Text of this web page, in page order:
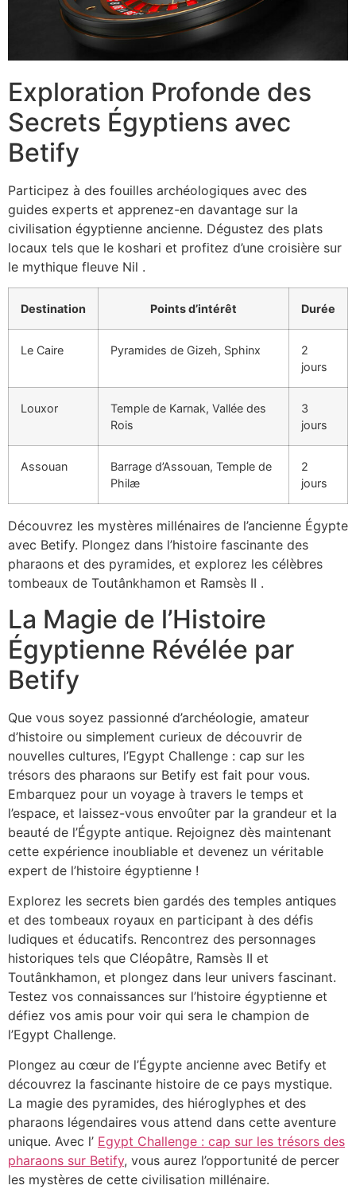
Exploration Profonde des
Secrets Égyptiens avec
Betify
Participez à des fouilles archéologiques avec des
guides experts et apprenez-en davantage sur la
civilisation égyptienne ancienne. Dégustez des plats
locaux tels que le koshari et profitez d’une croisière sur
le mythique fleuve Nil .
Destination Points d’intérêt Durée
Le Caire Pyramides de Gizeh, Sphinx
2
jours
Louxor
Temple de Karnak, Vallée des
Rois
3
jours
Assouan
Barrage d’Assouan, Temple de
Philæ
2
jours
Découvrez les mystères millénaires de l’ancienne Égypte
avec Betify. Plongez dans l’histoire fascinante des
pharaons et des pyramides, et explorez les célèbres
tombeaux de Toutânkhamon et Ramsès II .
La Magie de l’Histoire
Égyptienne Révélée par
Betify
Que vous soyez passionné d’archéologie, amateur
d’histoire ou simplement curieux de découvrir de
nouvelles cultures, l’Egypt Challenge : cap sur les
trésors des pharaons sur Betify est fait pour vous.
Embarquez pour un voyage à travers le temps et
l’espace, et laissez-vous envoûter par la grandeur et la
beauté de l’Égypte antique. Rejoignez dès maintenant
cette expérience inoubliable et devenez un véritable
expert de l’histoire égyptienne !
Explorez les secrets bien gardés des temples antiques
et des tombeaux royaux en participant à des défis
ludiques et éducatifs. Rencontrez des personnages
historiques tels que Cléopâtre, Ramsès II et
Toutânkhamon, et plongez dans leur univers fascinant.
Testez vos connaissances sur l’histoire égyptienne et
défiez vos amis pour voir qui sera le champion de
l’Egypt Challenge.
Plongez au cœur de l’Égypte ancienne avec Betify et
découvrez la fascinante histoire de ce pays mystique.
La magie des pyramides, des hiéroglyphes et des
pharaons légendaires vous attend dans cette aventure
unique. Avec l’ Egypt Challenge : cap sur les trésors des
pharaons sur Betify, vous aurez l’opportunité de percer
les mystères de cette civilisation millénaire.